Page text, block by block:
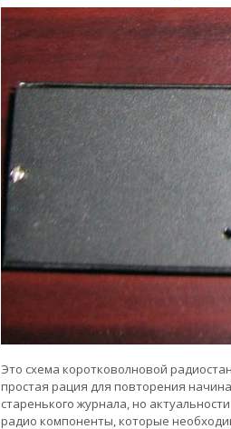
Это схема коротковолновой
простая рация для повторения
старенького журнала, но
радио компоненты, которые